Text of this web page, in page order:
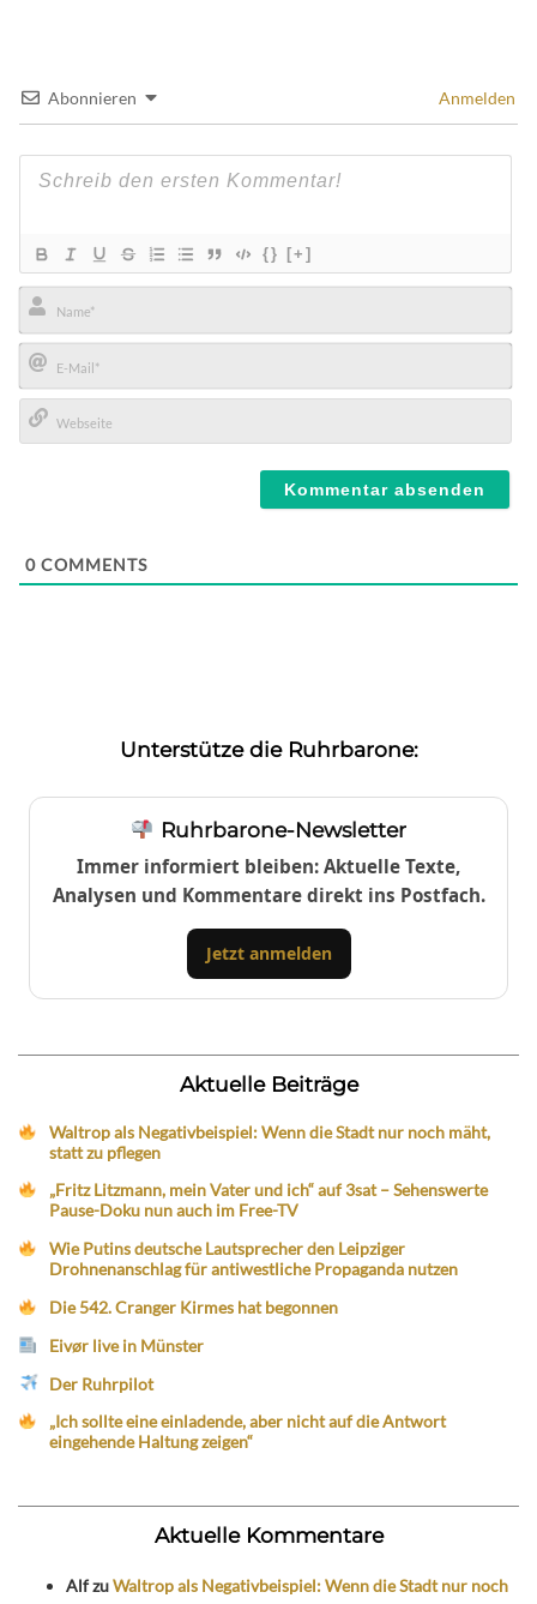
Abonnieren Anmelden
{} [+]
Name*
E-
Mail*
0 COMMENTS
Unterstütze die Ruhrbarone:
Ruhrbarone-Newsletter
Immer informiert bleiben: Aktuelle Texte,
Analysen und Kommentare direkt ins Postfach.
Jetzt anmelden
Aktuelle Beiträge
Waltrop als Negativbeispiel: Wenn die Stadt nur noch mäht,
statt zu pflegen
„Fritz Litzmann, mein Vater und ich“ auf 3sat – Sehenswerte
Pause-Doku nun auch im Free-TV
Wie Putins deutsche Lautsprecher den Leipziger
Drohnenanschlag für antiwestliche Propaganda nutzen
Die 542. Cranger Kirmes hat begonnen
Eivør live in Münster
Der Ruhrpilot
„Ich sollte eine einladende, aber nicht auf die Antwort
eingehende Haltung zeigen“
Aktuelle Kommentare
AlfzuWaltrop als Negativbeispiel: Wenn die Stadt nur noch